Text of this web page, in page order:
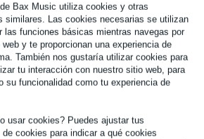
Bax Music utiliza cookies y otras
similares. Las cookies necesarias se utilizan
las funciones básicas mientras navegas por
y te proporcionan una experiencia de
También nos gustaría utilizar cookies para
tu interacción con nuestro sitio web, para
su funcionalidad como tu experiencia de
usar cookies? Puedes ajustar tus
de cookies para indicar a qué cookies
Magic FX estación
199,00 € 150,00 €
añadir a la cesta